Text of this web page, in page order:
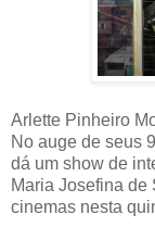
Arlette Pinheiro
No auge de seus
dá um show de
Maria Josefina de
cinemas nesta